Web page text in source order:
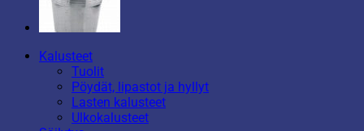
Kalusteet
Tuolit
Pöydät, lipastot ja hyllyt
Lasten kalusteet
Ulkokalusteet